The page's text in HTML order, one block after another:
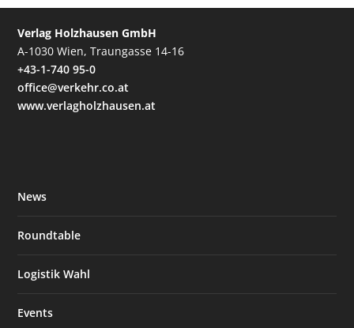
Verlag Holzhausen GmbH
A-1030 Wien, Traungasse 14-16
+43-1-740 95-0
office@verkehr.co.at
www.verlagholzhausen.at
News
Roundtable
Logistik Wahl
Events